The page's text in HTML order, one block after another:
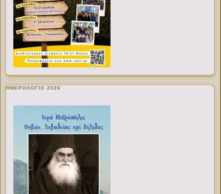
ΗΜΕΡΟΛΟΓΙΟ 2026